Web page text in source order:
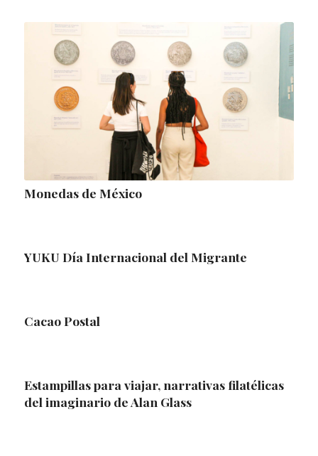
Monedas de México
YUKU Día Internacional del Migrante
Cacao Postal
Estampillas para viajar, narrativas filatélicas
del imaginario de Alan Glass